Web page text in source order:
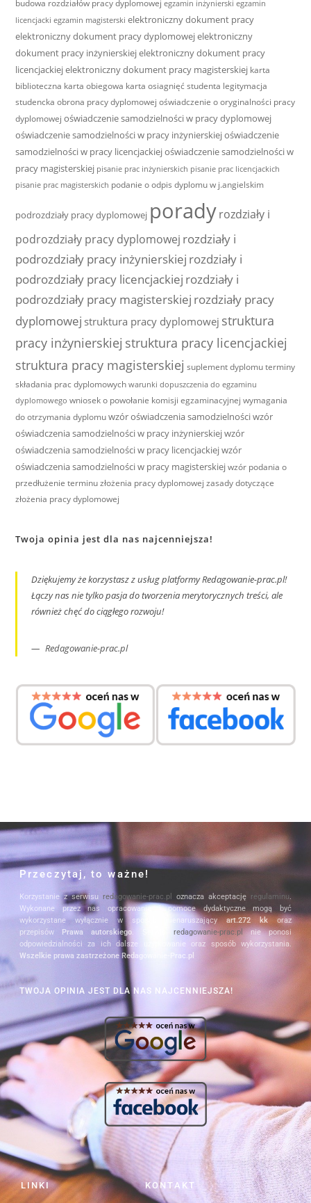
budowa rozdziałów pracy dyplomowej egzamin inżynierski egzamin
licencjacki egzamin magisterski elektroniczny dokument pracy
elektroniczny dokument pracy dyplomowejelektroniczny
dokument pracy inżynierskiejelektroniczny dokument pracy
licencjackiejelektroniczny dokument pracy magisterskiej karta
biblioteczna karta obiegowa karta osiagnięć studenta legitymacja
studencka obrona pracy dyplomowej oświadczenie o oryginalności pracy
dyplomowej oświadczenie samodzielności w pracy dyplomowej
oświadczenie samodzielności w pracy inżynierskiejoświadczenie
samodzielności w pracy licencjackiejoświadczenie samodzielności w
pracy magisterskiej pisanie prac inżynierskich pisanie prac licencjackich
pisanie prac magisterskich podanie o odpis dyplomu w j.angielskim
podrozdziały pracy dyplomowej poradyrozdziały i
podrozdziały pracy dyplomowej rozdziały i
podrozdziały pracy inżynierskiej rozdziały i
podrozdziały pracy licencjackiej rozdziały i
podrozdziały pracy magisterskiej rozdziały pracy
dyplomowej struktura pracy dyplomowej struktura
pracy inżynierskiej struktura pracy licencjackiej
struktura pracy magisterskiej suplement dyplomu terminy
składania prac dyplomowych warunki dopuszczenia do egzaminu
dyplomowego wniosek o powołanie komisji egzaminacyjnej wymagania
do otrzymania dyplomu wzór oświadczenia samodzielnościwzór
oświadczenia samodzielności w pracy inżynierskiejwzór
oświadczenia samodzielności w pracy licencjackiejwzór
oświadczenia samodzielności w pracy magisterskiej wzór podania o
przedłużenie terminu złożenia pracy dyplomowej zasady dotyczące
złożenia pracy dyplomowej
Twoja opinia jest dla nas najcenniejsza!
Dziękujemy że korzystasz z usług platformy Redagowanie-prac.pl!
Łączy nas nie tylko pasja do tworzenia merytorycznych treści, ale
również chęć do ciągłego rozwoju!
Redagowanie-prac.pl
KONTAKT
LINKI
Przeczytaj, to ważne!
Korzystanie z serwisu redagowanie-prac.pl oznacza akceptację regulaminu
Wykonane przez nas opracowania i pomoce dydaktyczne mogą być
wykorzystane wyłącznie w sposób nienaruszającyart.272 kkoraz
przepisów Prawa autorskiego redagowanie-prac.pl nie ponosi
odpowiedzialności za ich dalsze użytkowanie oraz sposób wykorzystania.
Wszelkie prawa zastrzeżone Redagowanie-Prac.pl
TWOJA OPINIA JEST DLA NAS NAJCENNIEJSZA!